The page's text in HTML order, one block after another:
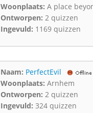
Woonplaats: A place
Ontworpen: 2 quizzen
Ingevuld: 1169 quizzen
Naam: PerfectEvil
Woonplaats: Arnhem
Ontworpen: 2 quizzen
Ingevuld: 324 quizzen